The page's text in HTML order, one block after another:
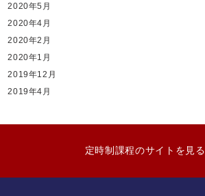
2020年5月
2020年4月
2020年2月
2020年1月
2019年12月
2019年4月
定時制課程のサイトを見る